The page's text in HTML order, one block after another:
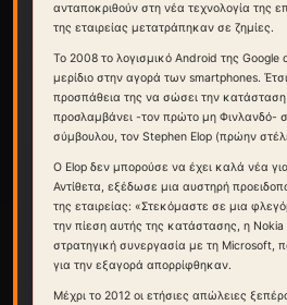
ανταποκριθούν στη νέα τεχνολογία της
της εταιρείας μετατράπηκαν σε ζημίες.
Το 2008 το λογισμικό Android της Google
μερίδιο στην αγορά των smartphones.
προσπάθεια της να σώσει την
προσλαμβάνει -τον πρώτο μη Φινλανδό-
σύμβουλου, τον Stephen Elop (πρώην
Ο Elop δεν μπορούσε να έχει καλά νέα
Αντίθετα, εξέδωσε μια αυστηρή
της εταιρείας: «Στεκόμαστε σε μια
την πίεση αυτής της κατάστασης, η
στρατηγική συνεργασία με τη Microsoft,
για την εξαγορά απορρίφθηκαν.
Μέχρι το 2012 οι ετήσιες απώλειες